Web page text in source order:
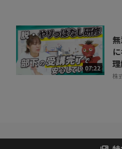
07:22
株